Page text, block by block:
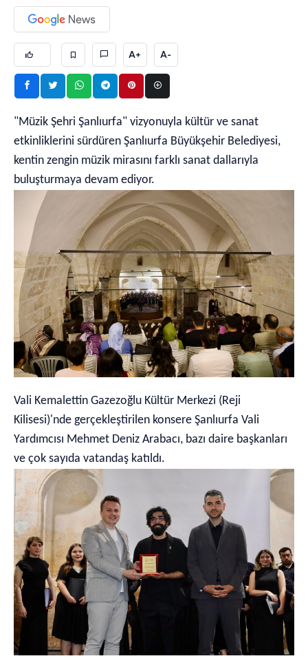
A+ A-
"Müzik Şehri Şanlıurfa" vizyonuyla kültür ve sanat
etkinliklerini sürdüren Şanlıurfa Büyükşehir Belediyesi,
kentin zengin müzik mirasını farklı sanat dallarıyla
buluşturmaya devam ediyor.
Vali Kemalettin Gazezoğlu Kültür Merkezi (Reji
Kilisesi)'nde gerçekleştirilen konsere Şanlıurfa Vali
Yardımcısı Mehmet Deniz Arabacı, bazı daire başkanları
ve çok sayıda vatandaş katıldı.